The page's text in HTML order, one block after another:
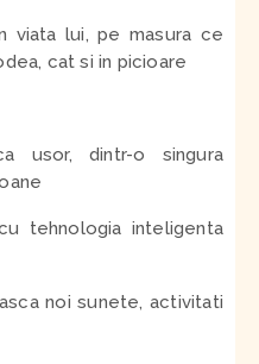
viata lui, pe masura ce
cat si in picioare
usor, dintr-o singura
tehnologia inteligenta
noi sunete, activitati